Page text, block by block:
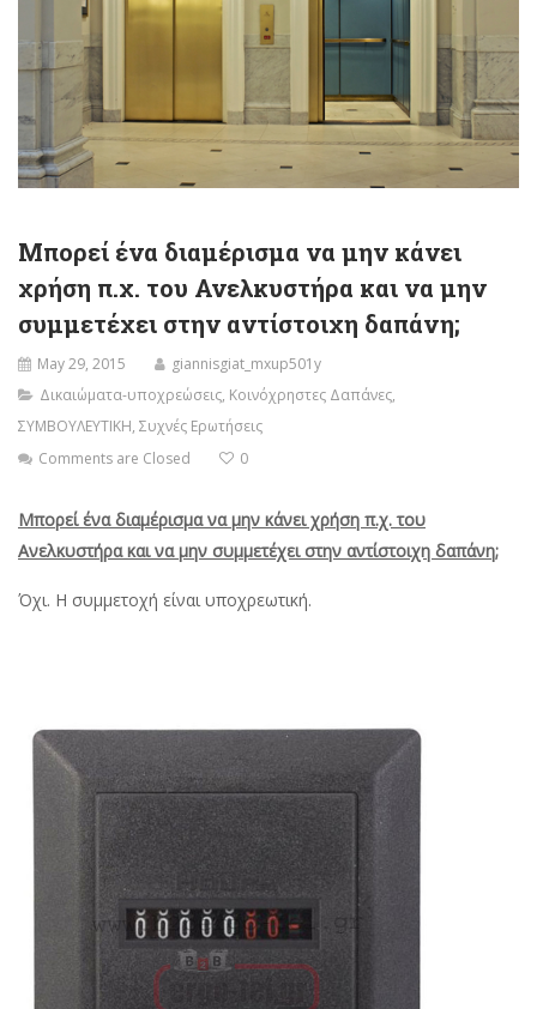
Μπορεί ένα διαμέρισμα να μην κάνει
χρήση π.χ. του Ανελκυστήρα και να μην
συμμετέχει στην αντίστοιχη δαπάνη;
May 29, 2015
giannisgiat_mxup501y
Δικαιώματα-υποχρεώσεις, Κοινόχρηστες Δαπάνες,
ΣΥΜΒΟΥΛΕΥΤΙΚΗ, Συχνές Ερωτήσεις
Comments are Closed
0
Μπορεί ένα διαμέρισμα να μην κάνει χρήση π.χ. του
Ανελκυστήρα και να μην συμμετέχει στην αντίστοιχη δαπάνη;
Όχι. Η συμμετοχή είναι υποχρεωτική.